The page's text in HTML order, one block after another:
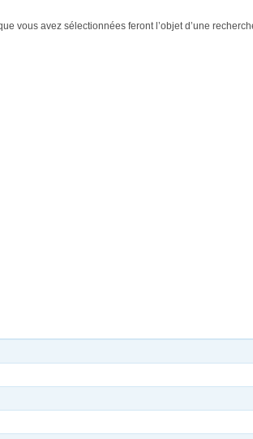
vous avez sélectionnées feront l’objet d’une